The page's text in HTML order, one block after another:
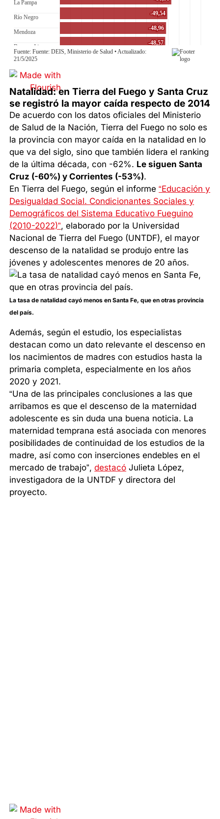
Natalidad: en Tierra del Fuego y Santa Cruz
se registró la mayor caída respecto de 2014
De acuerdo con los datos oficiales del Ministerio
de Salud de la Nación, Tierra del Fuego no solo es
la provincia con mayor caída en la natalidad en lo
que va del siglo, sino que también lidera el ranking
de la última década, con -62%. Le siguen Santa
Cruz (-60%) y Corrientes (-53%).
En Tierra del Fuego, según el informe“Educación y
Desigualdad Social. Condicionantes Sociales y
Demográficos del Sistema Educativo Fueguino
(2010-2022)”, elaborado por la Universidad
Nacional de Tierra del Fuego (UNTDF), el mayor
descenso de la natalidad se produjo entre las
jóvenes y adolescentes menores de 20 años.
La tasa de natalidad cayó menos en Santa Fe, que en otras provincia
del país.
Además, según el estudio, los especialistas
destacan como un dato relevante el descenso en
los nacimientos de madres con estudios hasta la
primaria completa, especialmente en los años
2020 y 2021.
“Una de las principales conclusiones a las que
arribamos es que el descenso de la maternidad
adolescente es sin duda una buena noticia. La
maternidad temprana está asociada con menores
posibilidades de continuidad de los estudios de la
madre, así como con inserciones endebles en el
mercado de trabajo”,destacó Julieta López,
investigadora de la UNTDF y directora del
proyecto.